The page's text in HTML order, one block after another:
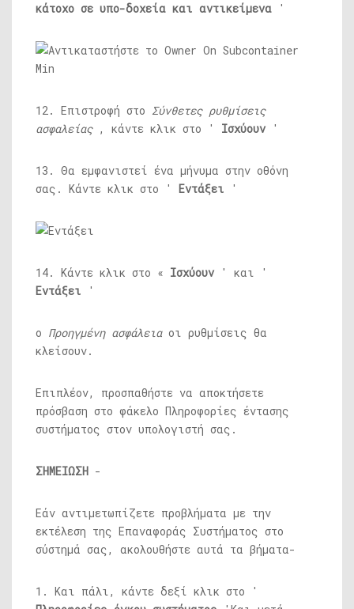
κάτοχο σε υπο-δοχεία και αντικείμενα '
12. Επιστροφή στο Σύνθετες ρυθμίσεις
ασφαλείας, κάντε κλικ στο ' Ισχύουν '
13. Θα εμφανιστεί ένα μήνυμα στην οθόνη
σας. Κάντε κλικ στο ' Εντάξει '
14. Κάντε κλικ στο « Ισχύουν ' και '
Εντάξει '
ο Προηγμένη ασφάλειαοι ρυθμίσεις θα
κλείσουν.
Επιπλέον, προσπαθήστε να αποκτήσετε
πρόσβαση στο φάκελο Πληροφορίες έντασης
συστήματος στον υπολογιστή σας.
ΣΗΜΕΙΩΣΗ -
Εάν αντιμετωπίζετε προβλήματα με την
εκτέλεση της Επαναφοράς Συστήματος στο
σύστημά σας, ακολουθήστε αυτά τα βήματα-
1. Και πάλι, κάντε δεξί κλικ στο '